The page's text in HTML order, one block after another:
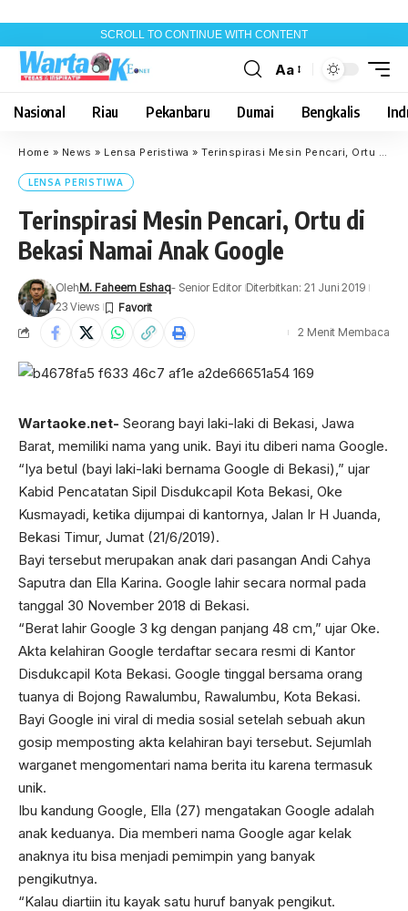
SCROLL TO CONTINUE WITH CONTENT
Font
Aa
Nasional Riau Pekanbaru Dumai Bengkalis
Home » News » Lensa Peristiwa » Terinspirasi Mesin Pencari, Ortu di Bekasi Namai Anak Google
LENSA PERISTIWA
Terinspirasi Mesin Pencari, Ortu di
Bekasi Namai Anak Google
OlehM. Faheem Eshaq- Senior Editor Diterbitkan: 21 Juni 2019
23 Views
2 Menit Membaca
Wartaoke.net- Seorang bayi laki-laki di Bekasi, Jawa
Barat, memiliki nama yang unik. Bayi itu diberi nama Google.
“Iya betul (bayi laki-laki bernama Google di Bekasi),” ujar
Kabid Pencatatan Sipil Disdukcapil Kota Bekasi, Oke
Kusmayadi, ketika dijumpai di kantornya, Jalan Ir H Juanda,
Bekasi Timur, Jumat (21/6/2019).
Bayi tersebut merupakan anak dari pasangan Andi Cahya
Saputra dan Ella Karina. Google lahir secara normal pada
tanggal 30 November 2018 di Bekasi.
“Berat lahir Google 3 kg dengan panjang 48 cm,” ujar Oke.
Akta kelahiran Google terdaftar secara resmi di Kantor
Disdukcapil Kota Bekasi. Google tinggal bersama orang
tuanya di Bojong Rawalumbu, Rawalumbu, Kota Bekasi.
Bayi Google ini viral di media sosial setelah sebuah akun
gosip memposting akta kelahiran bayi tersebut. Sejumlah
warganet mengomentari nama berita itu karena termasuk
unik.
Ibu kandung Google, Ella (27) mengatakan Google adalah
anak keduanya. Dia memberi nama Google agar kelak
anaknya itu bisa menjadi pemimpin yang banyak
pengikutnya.
“Kalau diartiin itu kayak satu huruf banyak pengikut.